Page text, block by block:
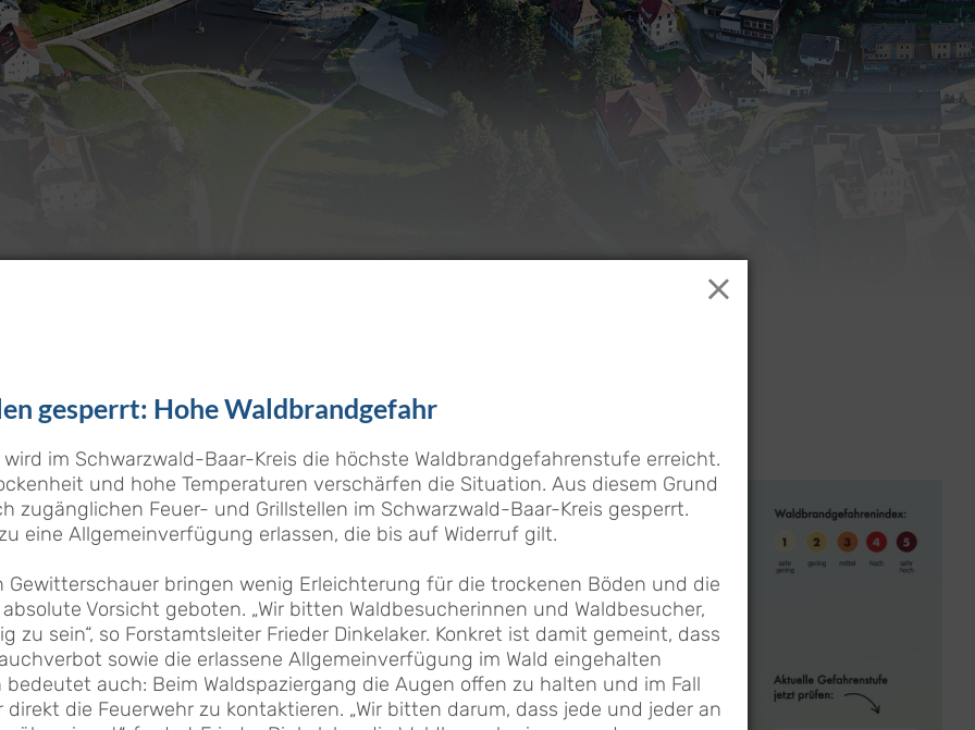
gesperrt: Hohe Waldbrandgefahr
im Schwarzwald-Baar-Kreis die höchste Waldbrandgefahrenstufe erreicht.
und hohe Temperaturen verschärfen die Situation. Aus diesem Grund
zugänglichen Feuer- und Grillstellen im Schwarzwald-Baar-Kreis gesperrt.
eine Allgemeinverfügung erlassen, die bis auf Widerruf gilt.
Gewitterschauer bringen wenig Erleichterung für die trockenen Böden und die
Vorsicht geboten. „Wir bitten Waldbesucherinnen und Waldbesucher,
zu sein“, so Forstamtsleiter Frieder Dinkelaker. Konkret ist damit gemeint, dass
sowie die erlassene Allgemeinverfügung im Wald eingehalten
auch: Beim Waldspaziergang die Augen offen zu halten und im Fall
direkt die Feuerwehr zu kontaktieren. „Wir bitten darum, dass jede und jeder an